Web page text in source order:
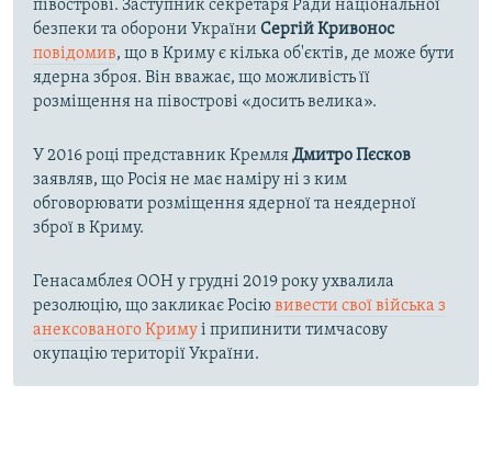
півострові. Заступник секретаря Ради національної
безпеки та оборони України Сергій Кривонос
повідомив, що в Криму є кілька об'єктів, де може бути
ядерна зброя. Він вважає, що можливість її
розміщення на півострові «досить велика».
У 2016 році представник КремляДмитро Пєсков
заявляв, що Росія не має наміру ні з ким
обговорювати розміщення ядерної та неядерної
зброї в Криму.
Генасамблея ООН у грудні 2019 року ухвалила
резолюцію, що закликає Росіювивести свої війська з
анексованого Кримуі припинити тимчасову
окупацію території України.